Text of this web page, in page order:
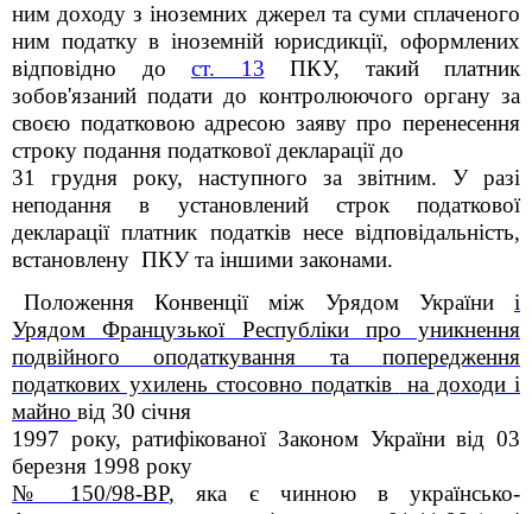
ним доходу з іноземних джерел та суми сплаченого
ним податку в іноземній юрисдикції, оформлених
відповідно до ст. 13 ПКУ, такий платник
зобов'язаний подати до контролюючого органу за
своєю податковою адресою заяву про перенесення
строку подання податкової декларації до
31 грудня року, наступного за звітним. У разі
неподання в установлений строк податкової
декларації платник податків несе відповідальність,
встановлену ПКУ та іншими законами.
Положення Конвенції між Урядом України і
Урядом Французької Республіки про уникнення
подвійного оподаткування та попередження
податкових ухилень стосовно податків
на доходи і
майно від 30 січня
1997 року, ратифікованої Законом України від 03
березня 1998 року
№ 150/98-ВР, яка є чинною в українсько-